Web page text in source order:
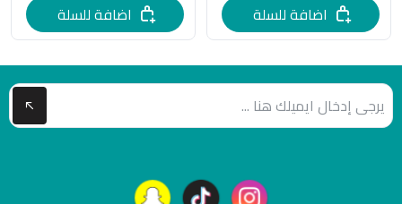
اضافة للسلة اضافة للسلة